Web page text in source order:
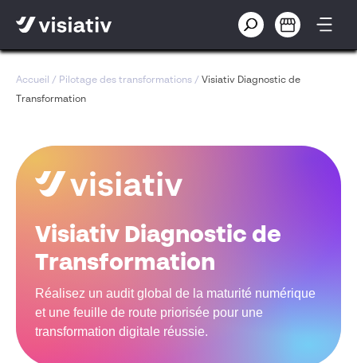
Accueil / Pilotage des transformations / Visiativ Diagnostic de
Transformation
Visiativ Diagnostic de
Transformation
Réalisez un audit global de la maturité numérique
et une feuille de route priorisée pour une
transformation digitale réussie.